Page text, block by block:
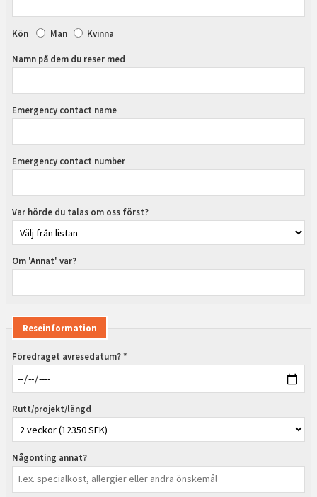
Kön Man Kvinna
Namn på dem du reser med
Emergency contact name
Emergency contact number
Var hörde du talas om oss först?
Om 'Annat' var?
Reseinformation
Föredraget avresedatum? *
Rutt/projekt/längd
Någonting annat?